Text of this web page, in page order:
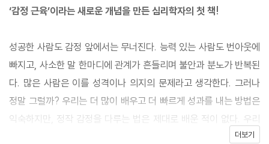
‘감정 근육’이라는 새로운 개념을 만든 심리학자의 첫 책!
성공한 사람도 감정 앞에서는 무너진다. 능력 있는 사람도 번아웃에
빠지고, 사소한 말 한마디에 관계가 흔들리며 불안과 분노가 반복된
다. 많은 사람은 이를 성격이나 의지의 문제라고 생각한다. 그러나
정말 그럴까? 우리는 더 많이 배우고 더 빠르게 성과를 내는 방법은
익숙하지만, 정작 감정을 다루는 법은 제대로 배운 적이 없다. 우리
는 왜 몸은 단련하면서 감정은 훈련하지 않을까? 『감정 훈련』은 현
더보기